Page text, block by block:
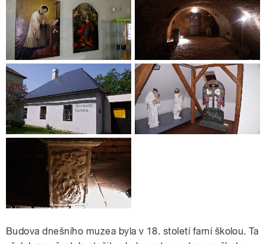
Budova dnešního muzea byla v 18. století farní školou. Ta